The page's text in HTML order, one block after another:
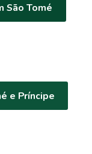
São Tomé
e Príncipe